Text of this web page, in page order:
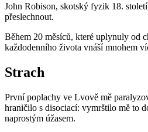
John Robison, skotský fyzik 18.
přeslechnout.
Během 20 měsíců, které uplynuly od
každodenního života vnáší mnohem
Strach
První poplachy ve Lvově mě
hraničilo s disociací: vymrštilo mě to
naprostým úžasem.